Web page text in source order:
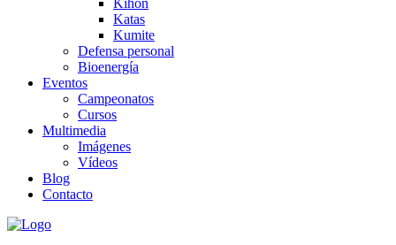
Katas
Kumite
Defensa personal
Bioenergía
Eventos
Campeonatos
Cursos
Multimedia
Imágenes
Vídeos
Blog
Contacto